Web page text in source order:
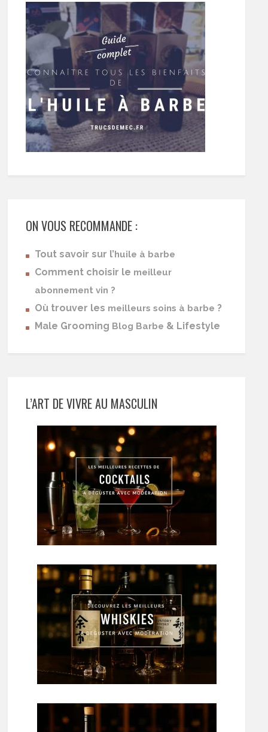
ON VOUS RECOMMANDE :
Tout savoir sur l’huile à barbe
Comment choisir le meilleur
abonnement vin ?
Où trouver les meilleurs soins à barbe ?
Male Grooming Blog Barbe & Lifestyle
L’ART DE VIVRE AU MASCULIN